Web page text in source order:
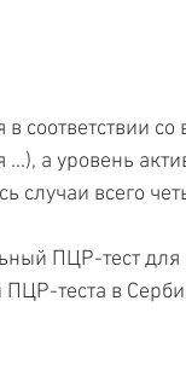
соответствии
а уровень
случаи всего
ПЦР-тест для
теста в